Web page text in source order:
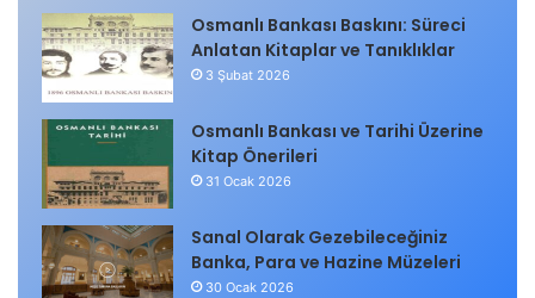
Osmanlı Bankası Baskını: Süreci
Anlatan Kitaplar ve Tanıklıklar
3 Şubat 2026
Osmanlı Bankası ve Tarihi Üzerine
Kitap Önerileri
31 Ocak 2026
Sanal Olarak Gezebileceğiniz
Banka, Para ve Hazine Müzeleri
30 Ocak 2026